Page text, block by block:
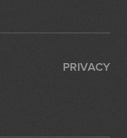
PRIVACY